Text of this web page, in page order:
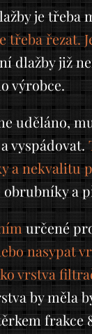
je třeba
řezat.
dlažby již
výrobce.
uděláno,
vyspádovat.
a nekvalitu
obrubníky a
určené
nasypat
vrstva
by měla
frakce